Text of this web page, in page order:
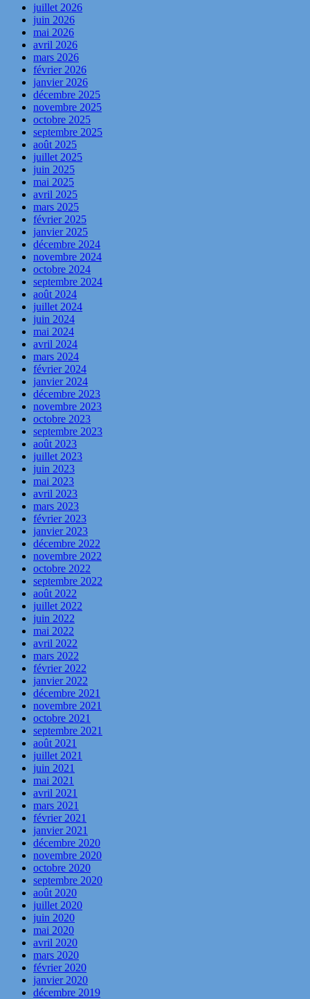
juillet 2026
juin 2026
mai 2026
avril 2026
mars 2026
février 2026
janvier 2026
décembre 2025
novembre 2025
octobre 2025
septembre 2025
août 2025
juillet 2025
juin 2025
mai 2025
avril 2025
mars 2025
février 2025
janvier 2025
décembre 2024
novembre 2024
octobre 2024
septembre 2024
août 2024
juillet 2024
juin 2024
mai 2024
avril 2024
mars 2024
février 2024
janvier 2024
décembre 2023
novembre 2023
octobre 2023
septembre 2023
août 2023
juillet 2023
juin 2023
mai 2023
avril 2023
mars 2023
février 2023
janvier 2023
décembre 2022
novembre 2022
octobre 2022
septembre 2022
août 2022
juillet 2022
juin 2022
mai 2022
avril 2022
mars 2022
février 2022
janvier 2022
décembre 2021
novembre 2021
octobre 2021
septembre 2021
août 2021
juillet 2021
juin 2021
mai 2021
avril 2021
mars 2021
février 2021
janvier 2021
décembre 2020
novembre 2020
octobre 2020
septembre 2020
août 2020
juillet 2020
juin 2020
mai 2020
avril 2020
mars 2020
février 2020
janvier 2020
décembre 2019